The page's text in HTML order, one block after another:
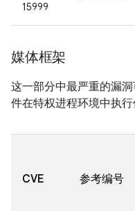
15999
媒体框架
这一部分中最严重的漏
件在特权进程环境中执行
CVE 参考编号